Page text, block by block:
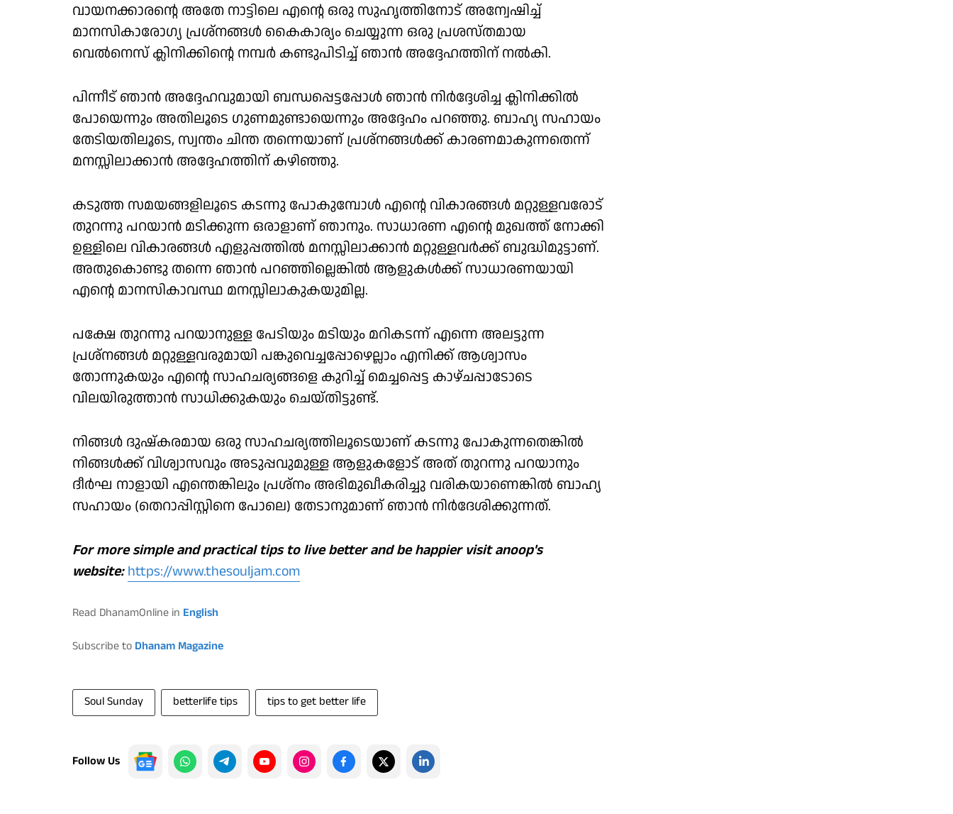
വായനക്കാരന്റെ അതേ നാട്ടിലെ എന്റെ ഒരു സുഹൃത്തിനോട് അന്വേഷിച്ച്
മാനസികാരോഗ്യ പ്രശ്നങ്ങള്‍ കൈകാര്യം ചെയ്യുന്ന ഒരു പ്രശസ്തമായ
വെല്‍നെസ് ക്ലിനിക്കിന്റെ നമ്പര്‍ കണ്ടുപിടിച്ച് ഞാന്‍ അദ്ദേഹത്തിന് നല്‍കി.
പിന്നീട് ഞാന്‍ അദ്ദേഹവുമായി ബന്ധപ്പെട്ടപ്പോള്‍ ഞാന്‍ നിര്‍ദ്ദേശിച്ച ക്ലിനിക്കില്‍
പോയെന്നും അതിലൂടെ ഗുണമുണ്ടായെന്നും അദ്ദേഹം പറഞ്ഞു. ബാഹ്യ സഹായം
തേടിയതിലൂടെ, സ്വന്തം ചിന്ത തന്നെയാണ് പ്രശ്നങ്ങള്‍ക്ക് കാരണമാകുന്നതെന്ന്
മനസ്സിലാക്കാന്‍ അദ്ദേഹത്തിന് കഴിഞ്ഞു.
കടുത്ത സമയങ്ങളിലൂടെ കടന്നു പോകുമ്പോള്‍ എന്റെ വികാരങ്ങള്‍ മറ്റുള്ളവരോട്
തുറന്നു പറയാന്‍ മടിക്കുന്ന ഒരാളാണ് ഞാനും. സാധാരണ എന്റെ മുഖത്ത് നോക്കി
ഉള്ളിലെ വികാരങ്ങള്‍ എളുപ്പത്തില്‍ മനസ്സിലാക്കാന്‍ മറ്റുള്ളവര്‍ക്ക് ബുദ്ധിമുട്ടാണ്.
അതുകൊണ്ടു തന്നെ ഞാന്‍ പറഞ്ഞില്ലെങ്കില്‍ ആളുകള്‍ക്ക് സാധാരണയായി
എന്റെ മാനസികാവസ്ഥ മനസ്സിലാകുകയുമില്ല.
പക്ഷേ തുറന്നു പറയാനുള്ള പേടിയും മടിയും മറികടന്ന് എന്നെ അലട്ടുന്ന
പ്രശ്നങ്ങള്‍ മറ്റുള്ളവരുമായി പങ്കുവെച്ചപ്പോഴെല്ലാം എനിക്ക് ആശ്വാസം
തോന്നുകയും എന്റെ സാഹചര്യങ്ങളെ കുറിച്ച് മെച്ചപ്പെട്ട കാഴ്ചപ്പാടോടെ
വിലയിരുത്താന്‍ സാധിക്കുകയും ചെയ്തിട്ടുണ്ട്.
നിങ്ങള്‍ ദുഷ്‌കരമായ ഒരു സാഹചര്യത്തിലൂടെയാണ് കടന്നു പോകുന്നതെങ്കില്‍
നിങ്ങള്‍ക്ക് വിശ്വാസവും അടുപ്പവുമുള്ള ആളുകളോട് അത് തുറന്നു പറയാനും
ദീര്‍ഘ നാളായി എന്തെങ്കിലും പ്രശ്നം അഭിമുഖീകരിച്ചു വരികയാണെങ്കില്‍ ബാഹ്യ
സഹായം (തെറാപ്പിസ്റ്റിനെ പോലെ) തേടാനുമാണ് ഞാന്‍ നിര്‍ദേശിക്കുന്നത്.
For more simple and practical tips to live better and be happier visit anoop's
website:https://www.thesouljam.com
Read DhanamOnline in English
Subscribe to Dhanam Magazine
Soul Sunday betterlife tips tips to get better life
Follow Us